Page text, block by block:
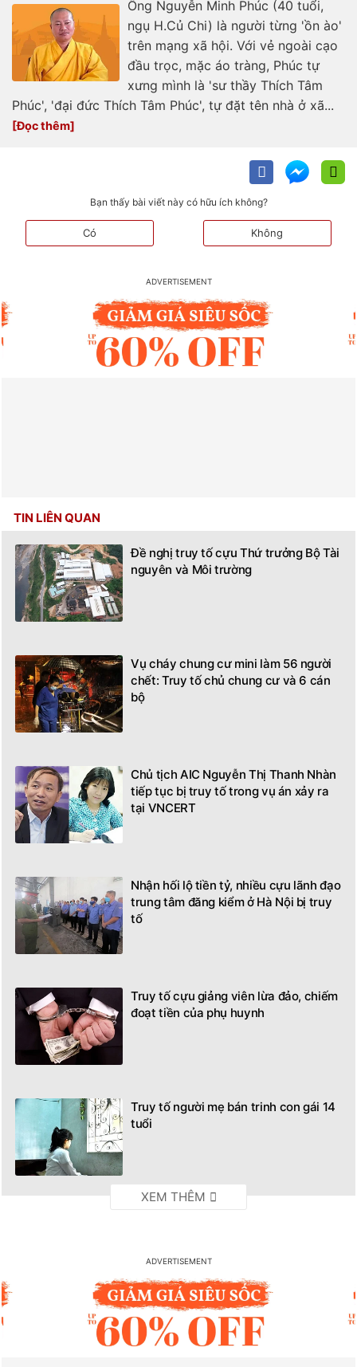
Ông Nguyễn Minh Phúc (40 tuổi,
ngụ H.Củ Chi) là người từng 'ồn ào'
trên mạng xã hội. Với vẻ ngoài cạo
đầu trọc, mặc áo tràng, Phúc tự
xưng mình là 'sư thầy Thích Tâm
Phúc', 'đại đức Thích Tâm Phúc', tự đặt tên nhà ở xã...
Bạn thấy bài viết này có hữu ích không?
Có Không
TIN LIÊN QUAN
Đề nghị truy tố cựu Thứ trưởng Bộ Tài
nguyên và Môi trường
Vụ cháy chung cư mini làm 56 người
chết: Truy tố chủ chung cư và 6 cán
bộ
Chủ tịch AIC Nguyễn Thị Thanh Nhàn
tiếp tục bị truy tố trong vụ án xảy ra
tại VNCERT
Nhận hối lộ tiền tỷ, nhiều cựu lãnh đạo
trung tâm đăng kiểm ở Hà Nội bị truy
tố
Truy tố cựu giảng viên lừa đảo, chiếm
đoạt tiền của phụ huynh
Truy tố người mẹ bán trinh con gái 14
tuổi